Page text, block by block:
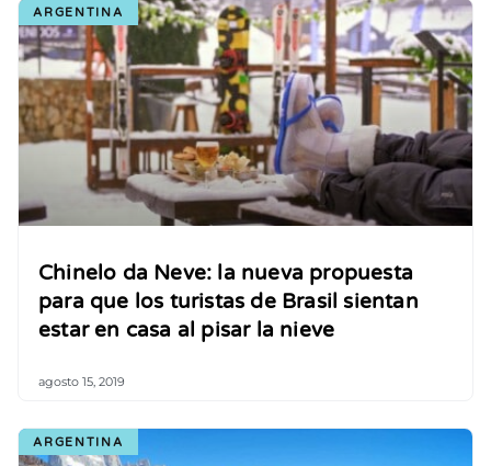
ARGENTINA
Chinelo da Neve: la nueva propuesta
para que los turistas de Brasil sientan
estar en casa al pisar la nieve
agosto 15, 2019
ARGENTINA